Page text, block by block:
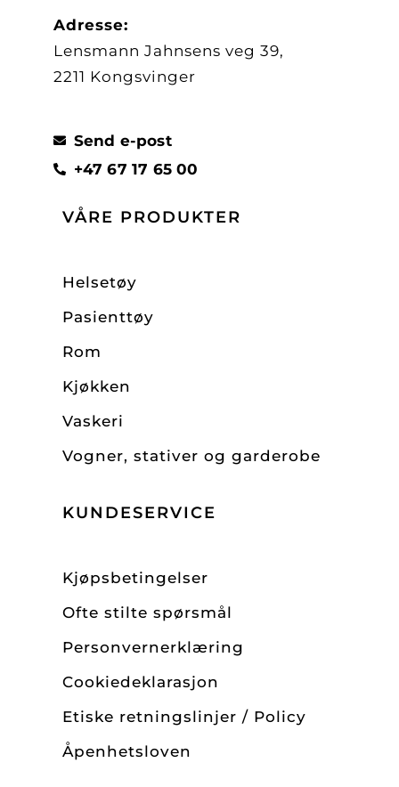
Adresse:
Lensmann Jahnsens veg 39,
2211 Kongsvinger
Send e-post
+47 67 17 65 00
VÅRE PRODUKTER
Helsetøy
Pasienttøy
Rom
Kjøkken
Vaskeri
Vogner, stativer og garderobe
KUNDESERVICE
Kjøpsbetingelser
Ofte stilte spørsmål
Personvernerklæring
Cookiedeklarasjon
Etiske retningslinjer / Policy
Åpenhetsloven